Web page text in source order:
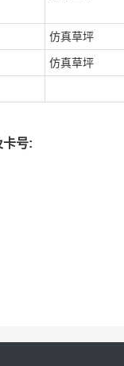
仿真草坪
仿真草坪
卡号: